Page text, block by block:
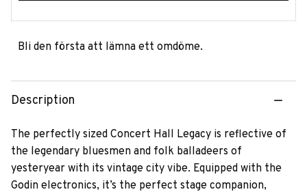
Bli den första att lämna ett omdöme.
Description
The perfectly sized Concert Hall Legacy is reflective of
the legendary bluesmen and folk balladeers of
yesteryear with its vintage city vibe. Equipped with the
Godin electronics, it’s the perfect stage companion,